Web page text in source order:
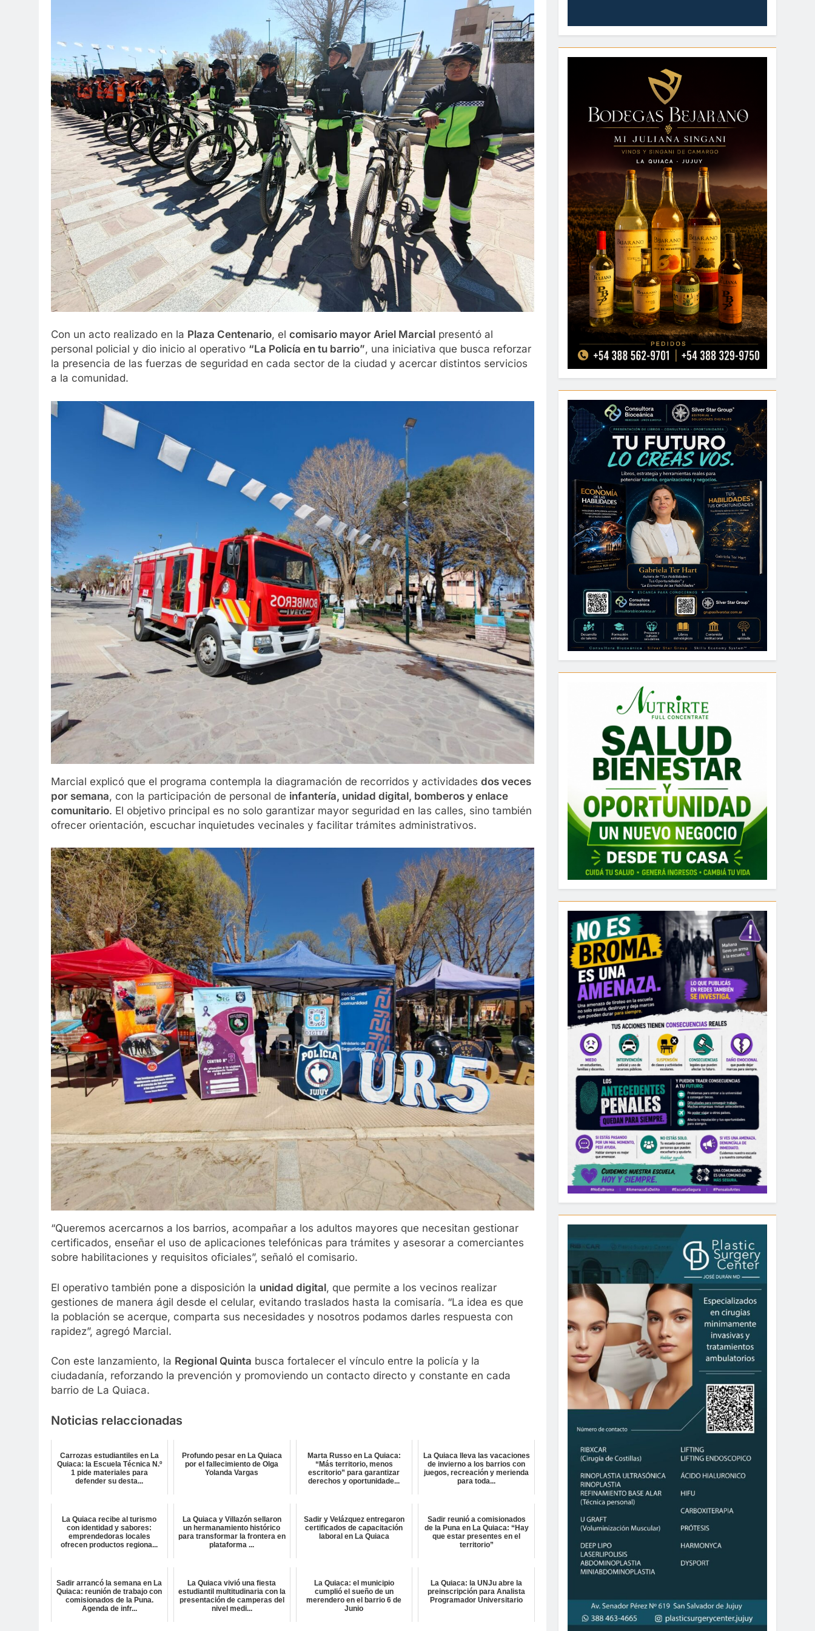
Con un acto realizado en la Plaza Centenario, el comisario mayor Ariel Marcial presentó al
personal policial y dio inicio al operativo “La Policía en tu barrio”, una iniciativa que busca reforzar
la presencia de las fuerzas de seguridad en cada sector de la ciudad y acercar distintos servicios
a la comunidad.
Marcial explicó que el programa contempla la diagramación de recorridos y actividades dos veces
por semana, con la participación de personal de infantería, unidad digital, bomberos y enlace
comunitario. El objetivo principal es no solo garantizar mayor seguridad en las calles, sino también
ofrecer orientación, escuchar inquietudes vecinales y facilitar trámites administrativos.
“Queremos acercarnos a los barrios, acompañar a los adultos mayores que necesitan gestionar
certificados, enseñar el uso de aplicaciones telefónicas para trámites y asesorar a comerciantes
sobre habilitaciones y requisitos oficiales”, señaló el comisario.
El operativo también pone a disposición la unidad digital, que permite a los vecinos realizar
gestiones de manera ágil desde el celular, evitando traslados hasta la comisaría. “La idea es que
la población se acerque, comparta sus necesidades y nosotros podamos darles respuesta con
rapidez”, agregó Marcial.
Con este lanzamiento, la Regional Quinta busca fortalecer el vínculo entre la policía y la
ciudadanía, reforzando la prevención y promoviendo un contacto directo y constante en cada
barrio de La Quiaca.
Noticias relaccionadas
Carrozas estudiantiles en La
Quiaca: la Escuela Técnica N.º
1 pide materiales para
defender su desta...
Profundo pesar en La Quiaca
por el fallecimiento de Olga
Yolanda Vargas
Marta Russo en La Quiaca:
“Más territorio, menos
escritorio” para garantizar
derechos y oportunidade...
La Quiaca lleva las vacaciones
de invierno a los barrios con
juegos, recreación y merienda
para toda...
La Quiaca recibe al turismo
con identidad y sabores:
emprendedoras locales
ofrecen productos regiona...
La Quiaca y Villazón sellaron
un hermanamiento histórico
para transformar la frontera en
plataforma ...
Sadir y Velázquez entregaron
certificados de capacitación
laboral en La Quiaca
Sadir reunió a comisionados
de la Puna en La Quiaca: “Hay
que estar presentes en el
territorio”
Sadir arrancó la semana en La
Quiaca: reunión de trabajo con
comisionados de la Puna.
Agenda de infr...
La Quiaca vivió una fiesta
estudiantil multitudinaria con la
presentación de camperas del
nivel medi...
La Quiaca: el municipio
cumplió el sueño de un
merendero en el barrio 6 de
Junio
La Quiaca: la UNJu abre la
preinscripción para Analista
Programador Universitario